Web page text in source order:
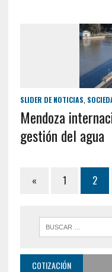
SLIDER DE NOTICIAS
Mendoza
gestión del agua
« 1 2
COTIZACIÓN